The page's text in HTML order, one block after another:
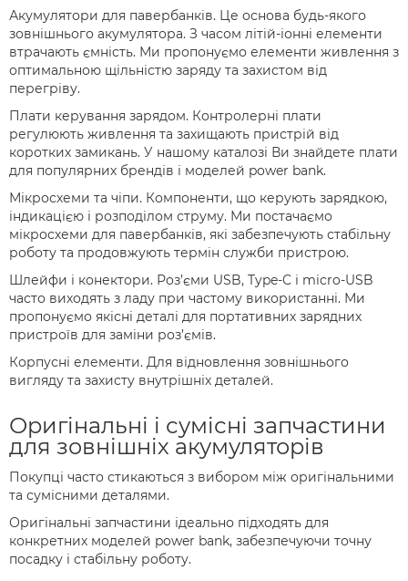
Акумулятори для павербанків. Це основа будь-якого
зовнішнього акумулятора. З часом літій-іонні елементи
втрачають ємність. Ми пропонуємо елементи живлення з
оптимальною щільністю заряду та захистом від
перегріву.
Плати керування зарядом. Контролерні плати
регулюють живлення та захищають пристрій від
коротких замикань. У нашому каталозі Ви знайдете плати
для популярних брендів і моделей power bank.
Мікросхеми та чіпи. Компоненти, що керують зарядкою,
індикацією і розподілом струму. Ми постачаємо
мікросхеми для павербанків, які забезпечують стабільну
роботу та продовжують термін служби пристрою.
Шлейфи і конектори. Роз’єми USB, Type-C і micro-USB
часто виходять з ладу при частому використанні. Ми
пропонуємо якісні деталі для портативних зарядних
пристроїв для заміни роз’ємів.
Корпусні елементи. Для відновлення зовнішнього
вигляду та захисту внутрішніх деталей.
Оригінальні і сумісні запчастини
для зовнішніх акумуляторів
Покупці часто стикаються з вибором між оригінальними
та сумісними деталями.
Оригінальні запчастини ідеально підходять для
конкретних моделей power bank, забезпечуючи точну
посадку і стабільну роботу.